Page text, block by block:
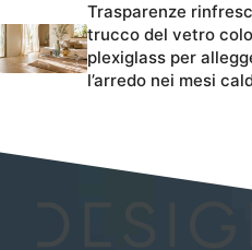
Trasparenze
trucco del vetro
plexiglass per
l’arredo nei mesi